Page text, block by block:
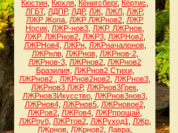
Кюстин Кюхля Кёнигсберг, Кёртис
ЛГБТ, ЛДПР, ЛДР, ЛЖ ЛЖЛ ЛЖР,
ЛЖР Жопа ЛЖР ЛЖРнов2 ЛЖР
Носик ЛЖР-нов3 ЛЖР. ЛЖРнов
ЛЖР. ЛЖРнов2, ЛЖР3, ЛЖРНов2,
ЛЖРНов4, ЛЖРн, ЛЖРначалонов,
ЛЖРнлв, ЛЖРнов, ЛЖРнов-2,
ЛЖРнов-3 ЛЖРнов2 ЛЖРнов2
Бразилия, ЛЖРнов2 Стихи,
ЛЖРнов2.
ЛЖРнов2нов2 ЛЖРнов3
ЛЖРнов3 ЛЖР, ЛЖРнов3Грек
ЛЖРнов3Икусство, ЛЖРнов3нов3,
ЛЖРнов4, ЛЖРнов5, ЛЖРновое2,
ЛЖРов2 ЛЖРов4 ЛЖРпрощай
ЛЖРпуб, ЛЖРтов2, ЛЖРуход1 ЛЖр,
ЛЖрнов ЛЖрнов2 Лавра